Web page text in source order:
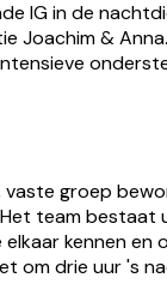
IG in de
Joachim &
vaste groep
team bestaat
kennen en
om drie uur 's